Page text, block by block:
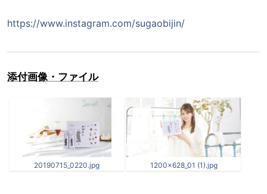
https://www.instagram.com/sugaobijin/
添付画像・ファイル
20190715_0220.jpg 1200x628_01 (1).jpg